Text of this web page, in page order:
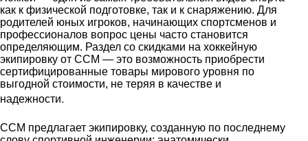
как к физической подготовке, так и к снаряжению. Для
родителей юных игроков, начинающих спортсменов и
профессионалов вопрос цены часто становится
определяющим. Раздел со скидками на хоккейную
экипировку от CCM — это возможность приобрести
сертифицированные товары мирового уровня по
выгодной стоимости, не теряя в качестве и
надежности.
CCM предлагает экипировку, созданную по последнему